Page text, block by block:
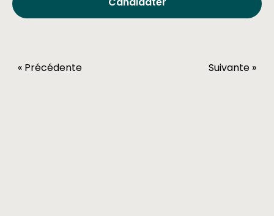
« Précédente Suivante »